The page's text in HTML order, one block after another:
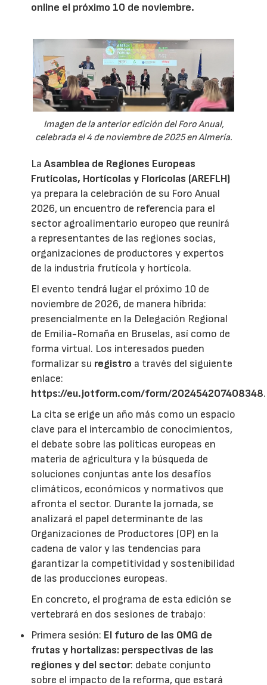
online el próximo 10 de noviembre.
Imagen de la anterior edición del Foro Anual,
celebrada el 4 de noviembre de 2025 en Almería.
LaAsamblea de Regiones Europeas
Frutícolas, Hortícolas y Florícolas (AREFLH)
ya prepara la celebración de su Foro Anual
2026, un encuentro de referencia para el
sector agroalimentario europeo que reunirá
a representantes de las regiones socias,
organizaciones de productores y expertos
de la industria frutícola y hortícola.
El evento tendrá lugar el próximo 10 de
noviembre de 2026, de manera híbrida:
presencialmente en la Delegación Regional
de Emilia-Romaña en Bruselas, así como de
forma virtual. Los interesados pueden
formalizar su registro a través del siguiente
enlace:
https://eu.jotform.com/form/202454207408348.
La cita se erige un año más como un espacio
clave para el intercambio de conocimientos,
el debate sobre las políticas europeas en
materia de agricultura y la búsqueda de
soluciones conjuntas ante los desafíos
climáticos, económicos y normativos que
afronta el sector. Durante la jornada, se
analizará el papel determinante de las
Organizaciones de Productores (OP) en la
cadena de valor y las tendencias para
garantizar la competitividad y sostenibilidad
de las producciones europeas.
En concreto, el programa de esta edición se
vertebrará en dos sesiones de trabajo:
Primera sesión: El futuro de las OMG de
frutas y hortalizas: perspectivas de las
regiones y del sector: debate conjunto
sobre el impacto de la reforma, que estará